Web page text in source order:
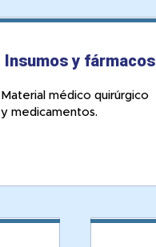
Insumos y fármacos
Material médico quirúrgico
y medicamentos.